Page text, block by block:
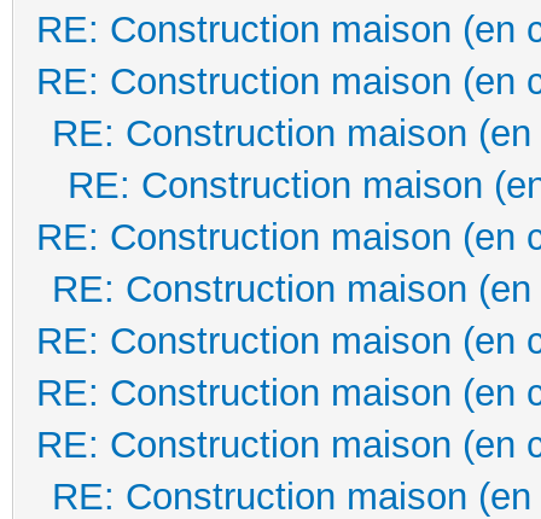
RE: Construction maison (en
RE: Construction maison (en
RE: Construction maison
RE: Construction maison
RE: Construction maison (en
RE: Construction maison
RE: Construction maison (en
RE: Construction maison (en
RE: Construction maison (en
RE: Construction maison